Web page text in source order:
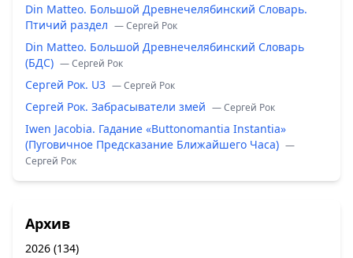
Din Matteo. Большой Древнечелябинский Словарь.
Птичий раздел — Сергей Рок
Din Matteo. Большой Древнечелябинский Словарь
(БДС) — Сергей Рок
Сергей Рок. U3 — Сергей Рок
Сергей Рок. Забрасыватели змей — Сергей Рок
Iwen Jacobia. Гадание «Buttonomantia Instantia»
(Пуговичное Предсказание Ближайшего Часа) —
Сергей Рок
Архив
2026 (134)